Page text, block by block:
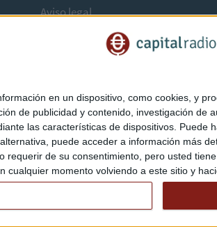
en un dispositivo, como cookies, y
de publicidad y contenido, investigación de
las características de dispositivos.
puede acceder a información más
de su consentimiento, pero usted
momento volviendo a este sitio y
Aviso legal